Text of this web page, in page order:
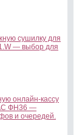
сушилку для
— выбор для
онлайн-кассу
ФН36 —
и очередей.